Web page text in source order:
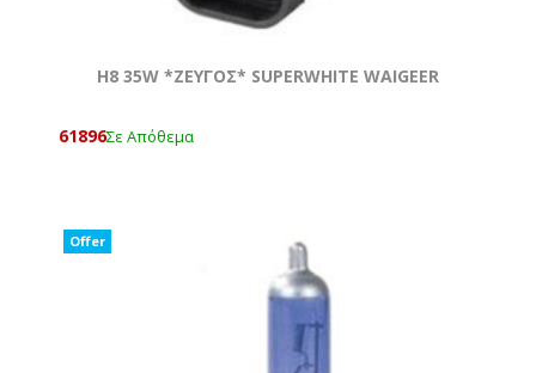
H8 35W *ZEYΓOΣ* SUPERWHITE WAIGEER
61896Σε Απόθεμα
Offer